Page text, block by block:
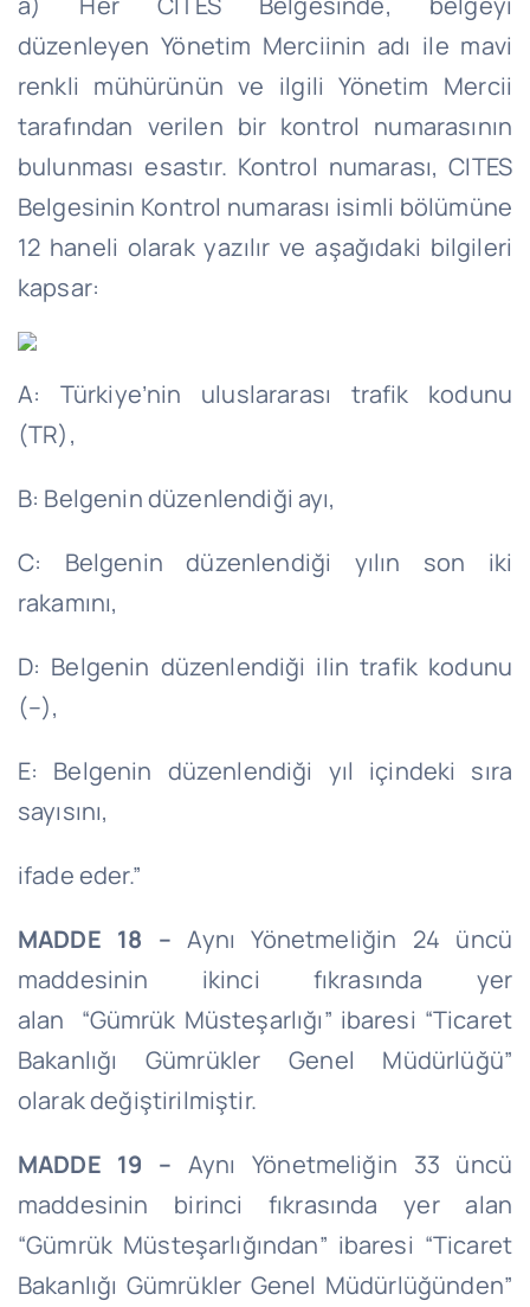
düzenleyen Yönetim Merciinin adı ile mavi
renkli mühürünün ve ilgili Yönetim Mercii
tarafından verilen bir kontrol numarasının
bulunması esastır. Kontrol numarası, CITES
Belgesinin Kontrol numarası isimli bölümüne
12 haneli olarak yazılır ve aşağıdaki bilgileri
kapsar:
A: Türkiye’nin uluslararası trafik kodunu
(TR),
B: Belgenin düzenlendiği ayı,
C: Belgenin düzenlendiği yılın son iki
rakamını,
D: Belgenin düzenlendiği ilin trafik kodunu
(–),
E: Belgenin düzenlendiği yıl içindeki sıra
sayısını,
ifadeeder.”
MADDE 18 – Aynı Yönetmeliğin 24 üncü
maddesinin ikinci fıkrasında yer
alan “Gümrük Müsteşarlığı” ibaresi “Ticaret
Bakanlığı Gümrükler Genel Müdürlüğü”
olarak değiştirilmiştir.
MADDE 19 – Aynı Yönetmeliğin 33 üncü
maddesinin birinci fıkrasında yer alan
“Gümrük Müsteşarlığından” ibaresi “Ticaret
Bakanlığı Gümrükler Genel Müdürlüğünden”